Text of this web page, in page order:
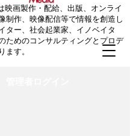
映画製作・配給、出版、オンライ
制作、映像配信等で情報を創造し
ター、社会起業家、イノベイタ
ためのコンサルティングとプロデ
ます。